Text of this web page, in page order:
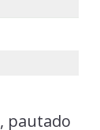
, pautado